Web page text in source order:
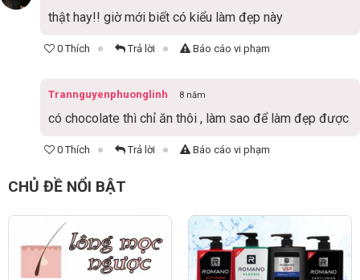
thật hay!! giờ mới biết có kiểu làm đẹp này
0 Thích Trả lời Báo cáo vi phạm
Trannguyenphuonglinh 8 năm
có chocolate thì chỉ ăn thôi , làm sao để làm đẹp được
0 Thích Trả lời Báo cáo vi phạm
CHỦ ĐỀ NỔI BẬT